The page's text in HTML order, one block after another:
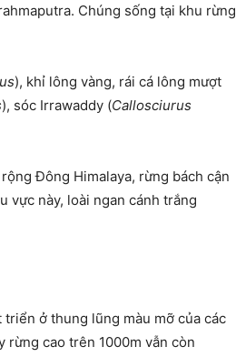
. Chúng sống tại khu rừng
), khỉ lông vàng, rái cá lông mượt
), sóc Irrawaddy (Callosciurus
Đông Himalaya, rừng bách cận
vực này, loài ngan cánh trắng
ở thung lũng màu mỡ của các
rừng cao trên 1000m vẫn còn